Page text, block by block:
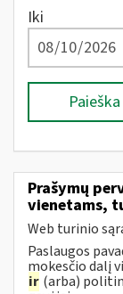
Iki
Paieška
Prašymų
vienetams,
Web turinio
Paslaugos
mokesčio dalį
ir (arba)